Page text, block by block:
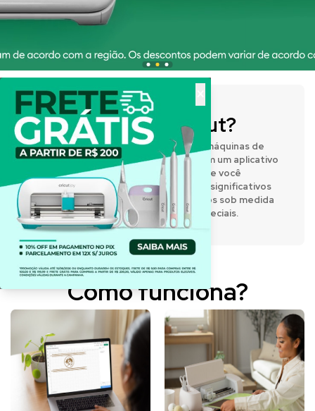
O que é a Cricut?
A Cricut® fabrica prensas térmicas e máquinas de
corte inteligentes que funcionam com um aplicativo
de design fácil de usar, permitindo que você
expresse sua criatividade e crie itens significativos
e personalizados. Desenvolva projetos sob medida
para o dia a dia e para momentos especiais.
Como funciona?